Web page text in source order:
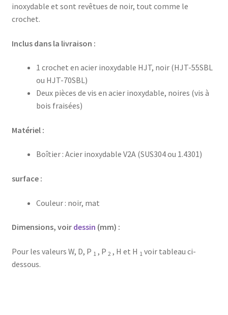
inoxydable et sont revêtues de noir, tout comme le
crochet.
Inclus dans la livraison :
1 crochet en acier inoxydable HJT, noir (HJT-55SBL
ou HJT-70SBL)
Deux pièces de vis en acier inoxydable, noires (vis à
bois fraisées)
Matériel :
Boîtier : Acier inoxydable V2A (SUS304 ou 1.4301)
surface :
Couleur : noir, mat
Dimensions, voir dessin (mm) :
Pour les valeurs W, D, P 1 , P 2 , H et H 1 voir tableau ci-
dessous.